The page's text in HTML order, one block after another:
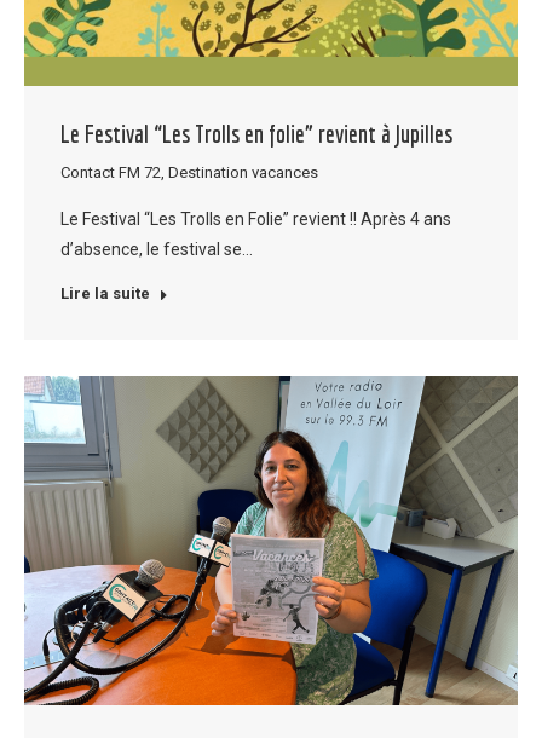
Le Festival “Les Trolls en folie” revient à Jupilles
Contact FM 72 Destination vacances
Le Festival “Les Trolls en Folie” revient !! Après 4 ans
d’absence, le festival se…
Lire la suite